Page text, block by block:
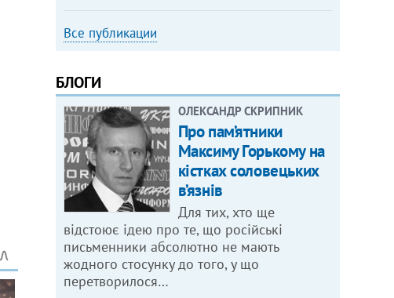
Все публикации
БЛОГИ
ОЛЕКСАНДР СКРИПНИК
Про пам’ятники
Максиму Горькому на
кістках соловецьких
в’язнів
Для тих, хто ще
відстоює ідею про те, що російські
письменники абсолютно не мають
жодного стосунку до того, у що
перетворилося…